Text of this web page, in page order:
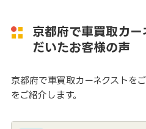
京都府で車買取カー
だいたお客様の声
京都府で車買取カーネクストを
をご紹介します。